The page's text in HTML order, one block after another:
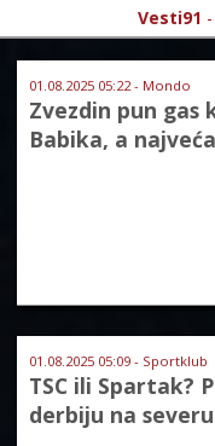
Vesti91
01.08.2025 05:22 - Mondo
Zvezdin pun gas
Babika, a
01.08.2025 05:09 - Sportklub
TSC ili Spartak?
derbiju na